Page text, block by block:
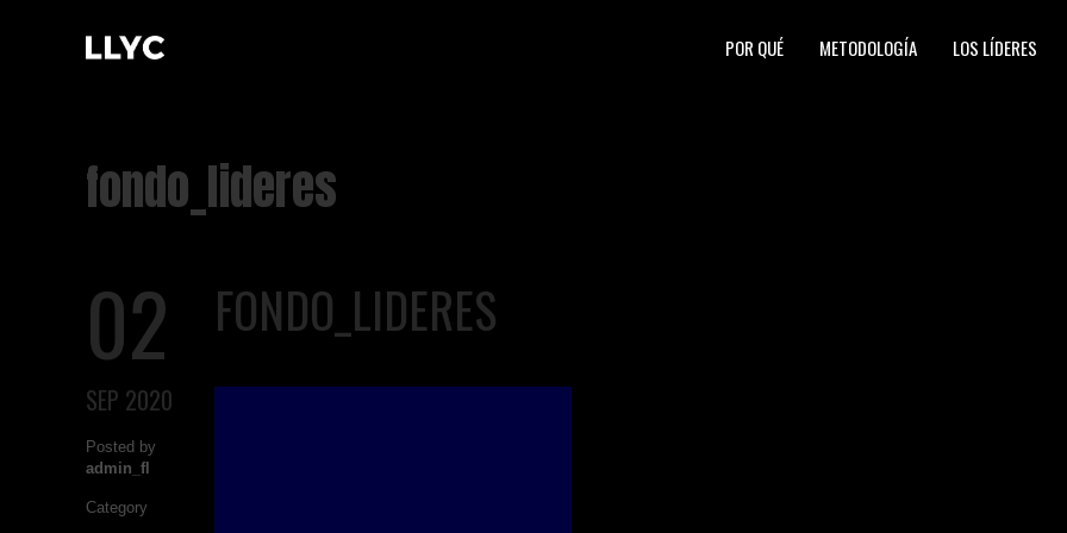
POR QUÉ METODOLOGÍA LOS LÍDERES
fondo_lideres
02
SEP 2020
Posted by
admin_fl
Category
FONDO_LIDERES